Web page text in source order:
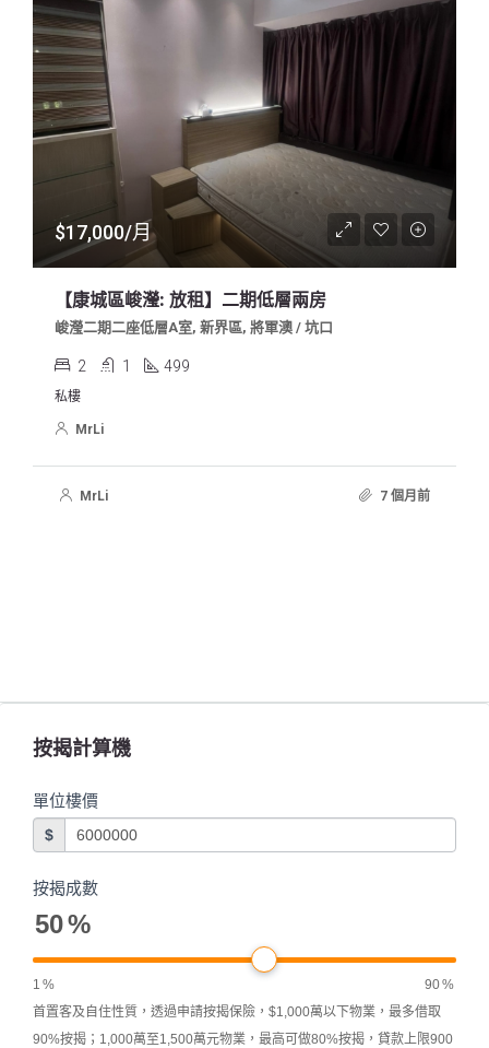
$17,000/月
【康城區峻瀅: 放租】二期低層兩房
峻瀅二期二座低層A室, 新界區, 將軍澳 / 坑口
2 1 499
私樓
MrLi
MrLi 7 個月前
按揭計算機
單位樓價
$
按揭成數
50%
1 % 90%
首置客及自住性質，透過申請按揭保險，$1,000萬以下物業，最多借取
90%按揭；1,000萬至1,500萬元物業，最高可做80%按揭，貸款上限900